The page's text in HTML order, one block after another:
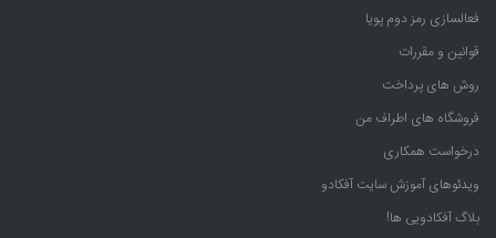
فعالسازی رمز دوم پویا
قوانین و مقررات
روش های پرداخت
فروشگاه های اطراف من
درخواست همکاری
ویدئوهای آموزش سایت آفکادو
بلاگ آفکادویی ها!